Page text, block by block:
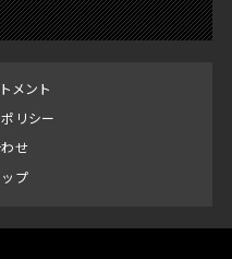
メント
リシー
せ
プ